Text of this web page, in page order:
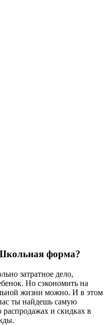
форма?
затратное дело,
Но сэкономить на
жизни можно. И в этом
ты найдешь самую
и скидках в